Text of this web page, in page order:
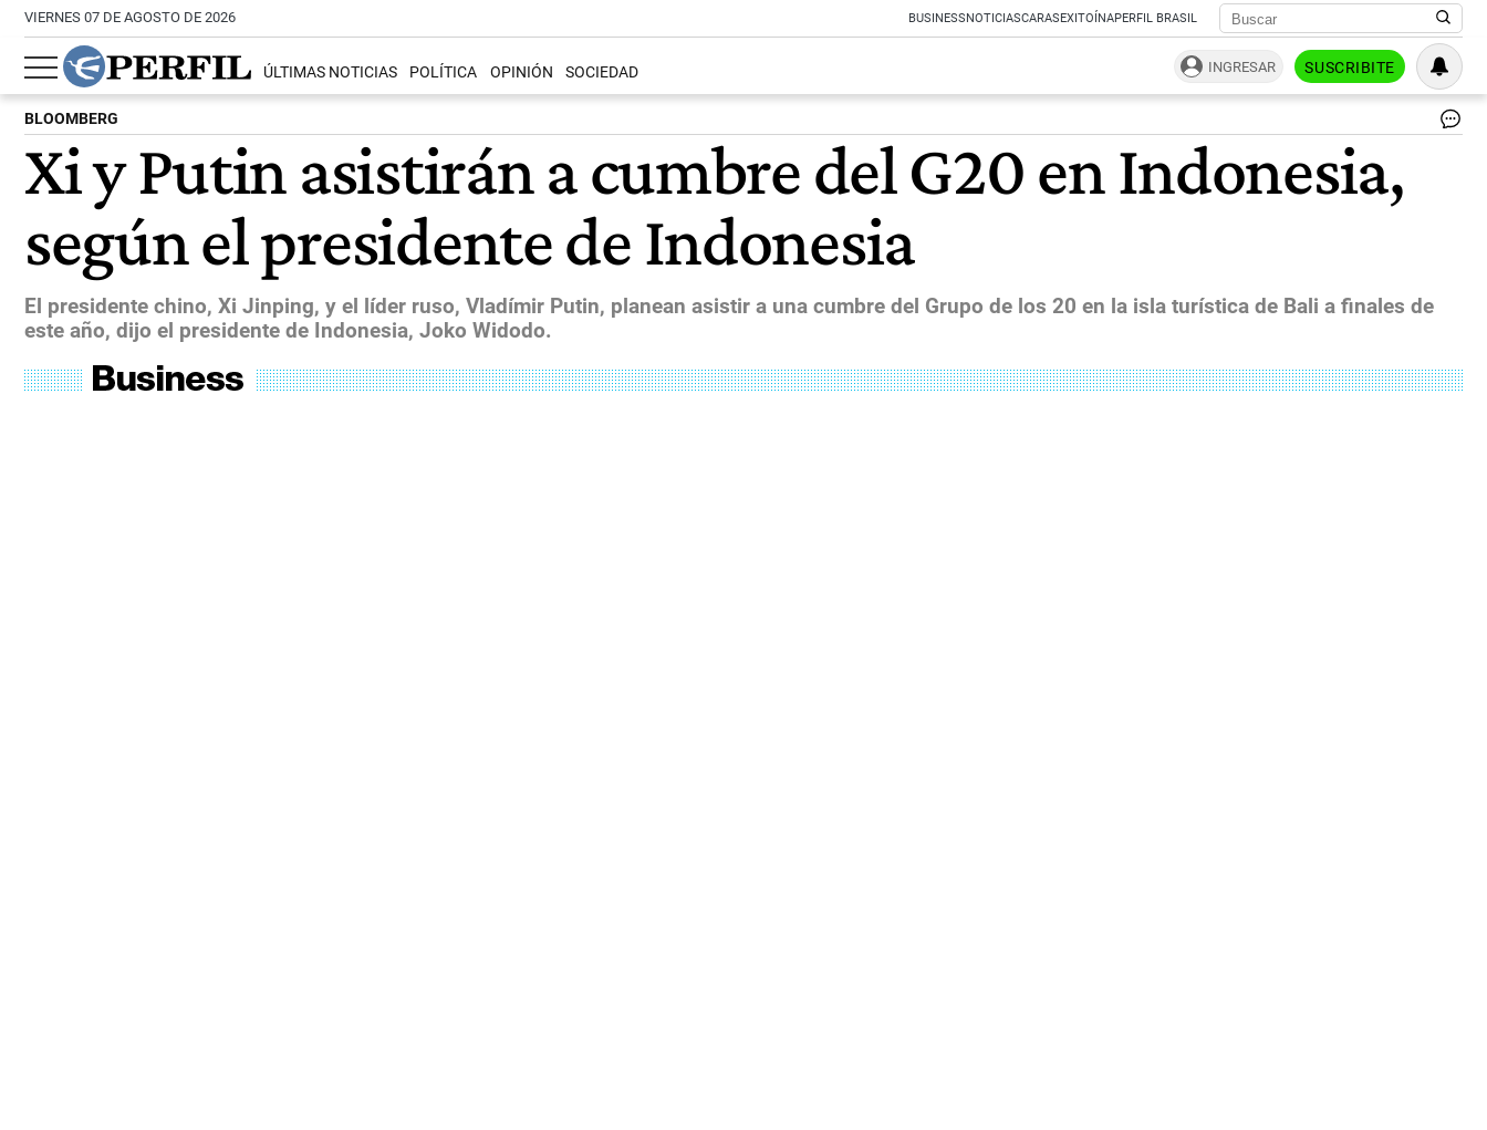
VIERNES 07 DE AGOSTO DE 2026 BUSINESSNOTICIASCARASEXITOÍNAPERFIL BRASIL
ÚLTIMAS NOTICIAS POLÍTICA OPINIÓN SOCIEDAD INGRESAR SUSCRIBITE
BLOOMBERG
Xi y Putin asistirán a cumbre del G20 en Indonesia,
según el presidente de Indonesia
El presidente chino, Xi Jinping, y el líder ruso, Vladímir Putin, planean asistir a una cumbre del Grupo de los 20 en la isla turística de Bali a finales de
este año, dijo el presidente de Indonesia, Joko Widodo.